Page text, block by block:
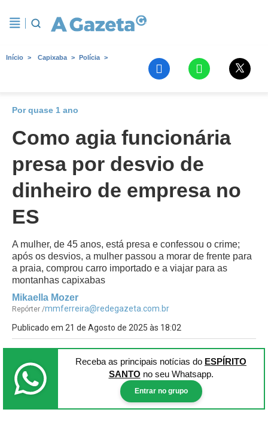
Início Capixaba Polícia
Por quase 1 ano
Como agia funcionária
presa por desvio de
dinheiro de empresa no
ES
A mulher, de 45 anos, está presa e confessou o crime;
após os desvios, a mulher passou a morar de frente para
a praia, comprou carro importado e a viajar para as
montanhas capixabas
Mikaella Mozer
Repórter /mmferreira@redegazeta.com.br
Publicado em 21 de Agosto de 2025 às 18:02
Receba as principais notícias do ESPÍRITO
SANTO no seu Whatsapp.
Entrar no grupo